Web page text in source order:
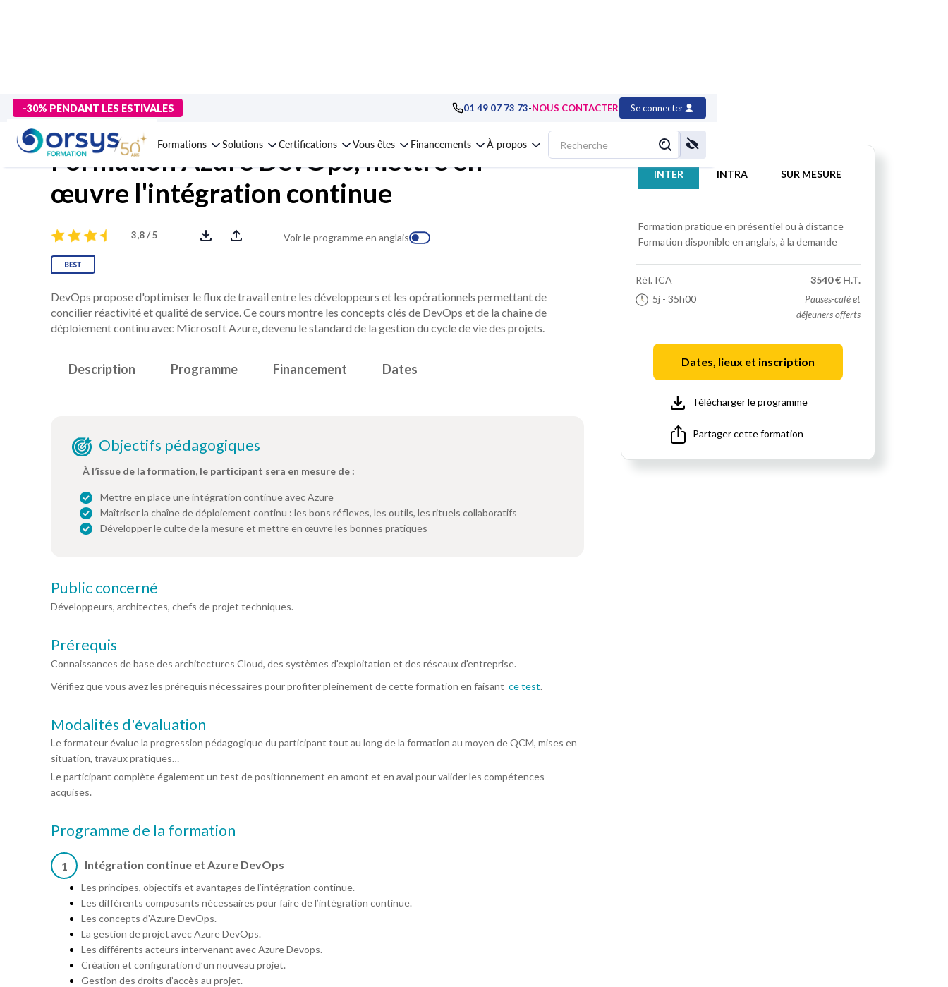
-30% PENDANT LES ESTIVALES 01 49 07 73 73-NOUS CONTACTER Se connecter
Formations Solutions Certifications Vous êtes Financements À propos
> Formations>Technologies numériques Formation Azure DevOps, mettre en œuvre l'intégration continue
Formation Azure DevOps, mettre en
œuvre l'intégration continue
3,8 / 5 Voir le programme en anglais
INTER INTRA SUR MESURE
Formation pratique en présentiel ou à distance
Formation disponible en anglais, à la demande
Réf. ICA
5j - 35h00
3540 € H.T.
Pauses-café et
déjeuners offerts
Dates, lieux et inscription
Télécharger le programme
Partager cette formation
DevOps propose d'optimiser le flux de travail entre les développeurs et les opérationnels permettant de
concilier réactivité et qualité de service. Ce cours montre les concepts clés de DevOps et de la chaîne de
déploiement continu avec Microsoft Azure, devenu le standard de la gestion du cycle de vie des projets.
Description Programme Financement Dates
Objectifs pédagogiques
À l’issue de la formation, le participant sera en mesure de :
Mettre en place une intégration continue avec Azure
Maîtriser la chaîne de déploiement continu : les bons réflexes, les outils, les rituels collaboratifs
Développer le culte de la mesure et mettre en œuvre les bonnes pratiques
Public concerné
Développeurs, architectes, chefs de projet techniques.
Prérequis
Connaissances de base des architectures Cloud, des systèmes d'exploitation et des réseaux d'entreprise.
Vérifiez que vous avez les prérequis nécessaires pour profiter pleinement de cette formation en faisant ce test.
Modalités d'évaluation
Le formateur évalue la progression pédagogique du participant tout au long de la formation au moyen de QCM, mises en
situation, travaux pratiques…
Le participant complète également un test de positionnement en amont et en aval pour valider les compétences
acquises.
Programme de la formation
1 Intégration continue et Azure DevOps
Les principes, objectifs et avantages de l’intégration continue.
Les différents composants nécessaires pour faire de l’intégration continue.
Les concepts d'Azure DevOps.
La gestion de projet avec Azure DevOps.
Les différents acteurs intervenant avec Azure Devops.
Création et configuration d’un nouveau projet.
Gestion des droits d’accès au projet.